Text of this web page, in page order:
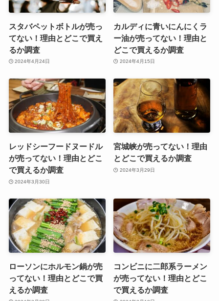
スタバペットボトルが売っ
てない！理由とどこで買え
るか調査
2024年4月24日
カルディに青いにんにくラ
ー油が売ってない！理由と
どこで買えるか調査
2024年4月15日
レッドシーフードヌードル
が売ってない！理由とどこ
で買えるか調査
2024年3月30日
宮城峡が売ってない！理由
とどこで買えるか調査
2024年3月29日
ローソンにホルモン鍋が売
ってない！理由とどこで買
えるか調査
コンビニに二郎系ラーメン
が売ってない！理由とどこ
で買えるか調査